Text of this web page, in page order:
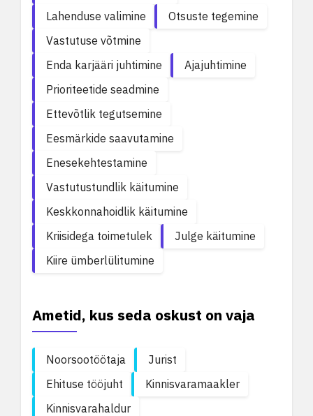
Lahenduse valimine
Otsuste tegemine
Vastutuse võtmine
Enda karjääri juhtimine
Ajajuhtimine
Prioriteetide seadmine
Ettevõtlik tegutsemine
Eesmärkide saavutamine
Enesekehtestamine
Vastutustundlik käitumine
Keskkonnahoidlik käitumine
Kriisidega toimetulek
Julge käitumine
Kiire ümberlülitumine
Ametid, kus seda oskust on vaja
Noorsootöötaja
Jurist
Ehituse tööjuht
Kinnisvaramaakler
Kinnisvarahaldur